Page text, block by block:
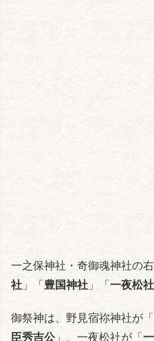
一之保神社・奇御魂神社の
社 」「豊国神社 」「一夜松社
御祭神は、野見宿祢神社が「
臣秀吉公」、一夜松社が「